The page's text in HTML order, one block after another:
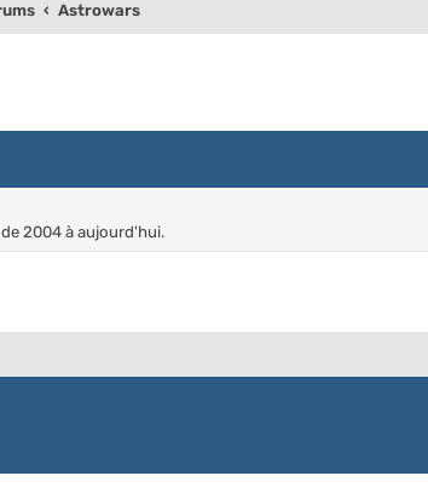
Astrowars
2004 à aujourd'hui.